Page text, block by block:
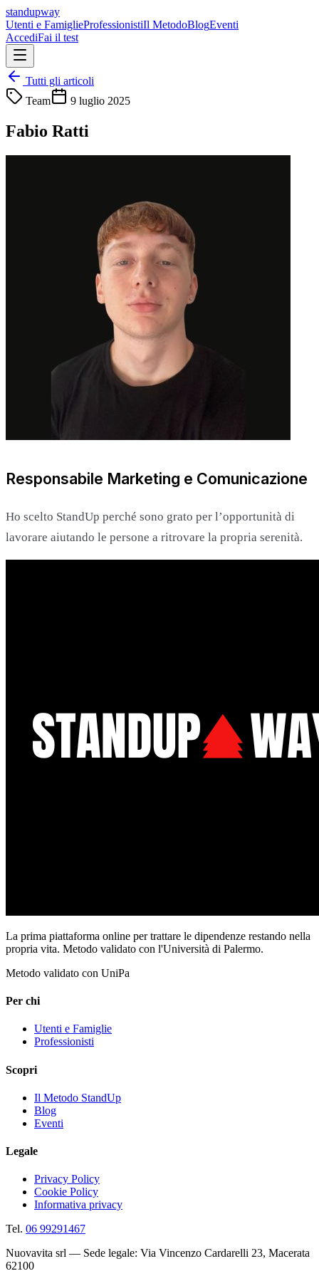
standupway
Utenti e FamiglieProfessionistiIl MetodoBlogEventi
AccediFai il test
Tutti gli articoli
Team
9 luglio 2025
Fabio Ratti
Responsabile Marketing e Comunicazione
Ho scelto StandUp perché sono grato per l’opportunità di
lavorare aiutando le persone a ritrovare la propria serenità.
La prima piattaforma online per trattare le dipendenze restando nella
propria vita. Metodo validato con l'Università di Palermo.
Metodo validato con UniPa
Per chi
Utenti e Famiglie
Professionisti
Scopri
Il Metodo StandUp
Blog
Eventi
Legale
Privacy Policy
Cookie Policy
Informativa privacy
Tel. 06 99291467
Nuovavita srl — Sede legale: Via Vincenzo Cardarelli 23, Macerata
62100